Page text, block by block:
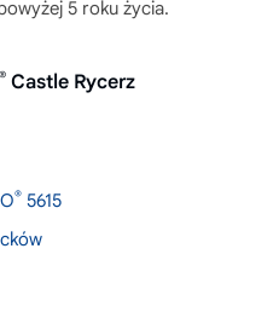
5 roku życia.
® Castle Rycerz
® 5615